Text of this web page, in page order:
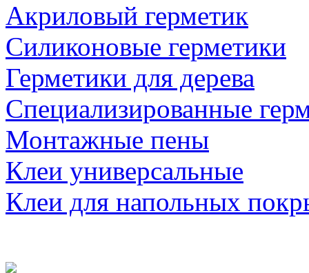
Акриловый герметик
Силиконовые герметики
Герметики для дерева
Специализированные
Монтажные пены
Клеи универсальные
Клеи для напольных